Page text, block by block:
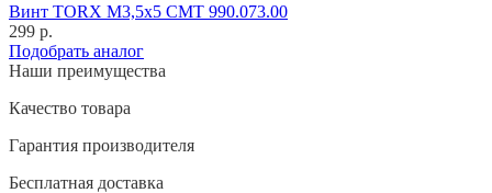
Винт TORX M3,5x5 CMT 990.073.00
299 р.
Подобрать аналог
Наши преимущества
Качество товара
Гарантия производителя
Бесплатная доставка